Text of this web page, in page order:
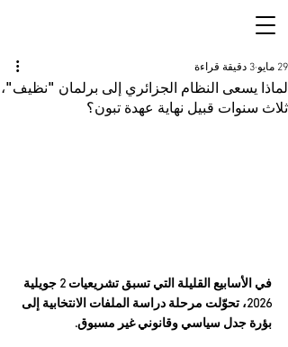
لماذا يسعى النظام الجزائري إلى برلمان "نظيف"،
ثلاث سنوات قبيل نهاية عهدة تبون؟
29 مايو 3 دقيقة قراءة
في الأسابيع القليلة التي تسبق تشريعيات 2 جويلية
2026، تحوّلت مرحلة دراسة الملفات الانتخابية إلى
بؤرة جدل سياسي وقانوني غير مسبوق.